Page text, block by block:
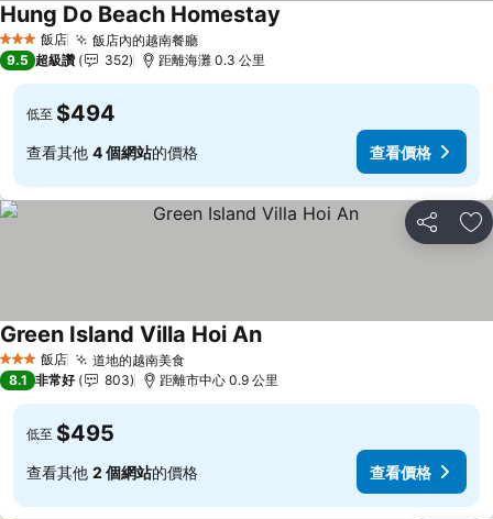
3 星級 飯店 飯店內的越南餐廳
Hung Do Beach Homestay
9.5 超級讚 352 距離海灘 0.3 公里
低至 $494
查看其他 4 個網站的價格 查看價格
分享 加
3 星級 飯店 道地的越南美食
Green Island Villa Hoi An
8.1 非常好 803 距離市中心 0.9 公里
低至 $495
查看其他 2 個網站的價格 查看價格